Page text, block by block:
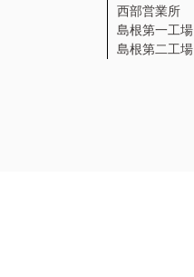
西部営業所
島根第一工場
島根第二工場